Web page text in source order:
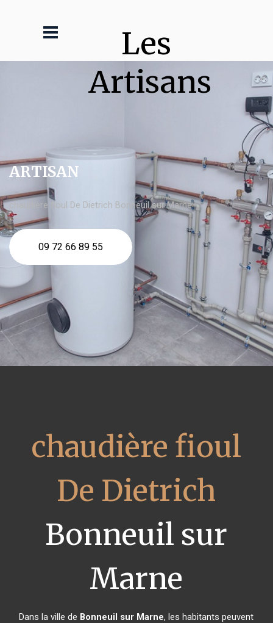
Les
Artisans
ARTISAN
chaudière fioul De Dietrich Bonneuil sur Marne
09 72 66 89 55
chaudière fioul
De Dietrich
Bonneuil sur
Marne
Dans la ville de Bonneuil sur Marne, les habitants peuvent